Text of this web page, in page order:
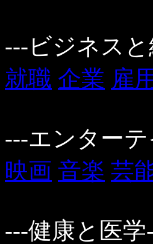
---ビジネス
就職 企業 雇用
---エンター
映画 音楽 芸
---健康と医学